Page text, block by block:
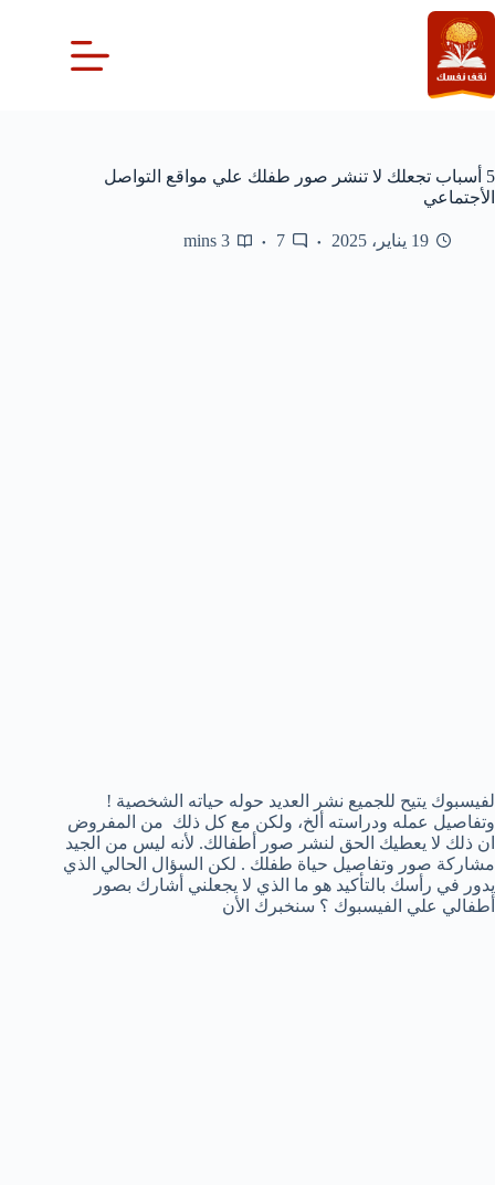
التجاوز
إلى
المحتوى
5 أسباب تجعلك لا تنشر صور طفلك علي مواقع التواصل
الأجتماعي
19 يناير، 2025 7
3 mins
لفيسبوك يتيح للجميع نشر العديد حوله حياته الشخصية !
وتفاصيل عمله ودراسته ألخ، ولكن مع كل ذلك من المفروض
ان ذلك لا يعطيك الحق لنشر صور أطفالك. لأنه ليس من الجيد
مشاركة صور وتفاصيل حياة طفلك . لكن السؤال الحالي الذي
يدور في رأسك بالتأكيد هو ما الذي لا يجعلني أشارك بصور
أطفالي علي الفيسبوك ؟ سنخبرك الأن